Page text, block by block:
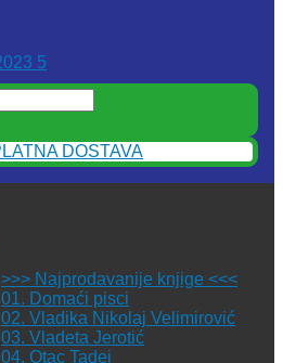
>>> Najprodavanije knjige <<<
01. Domaći pisci
02. Vladika Nikolaj Velimirović
03. Vladeta Jerotić
04. Otac Tadej